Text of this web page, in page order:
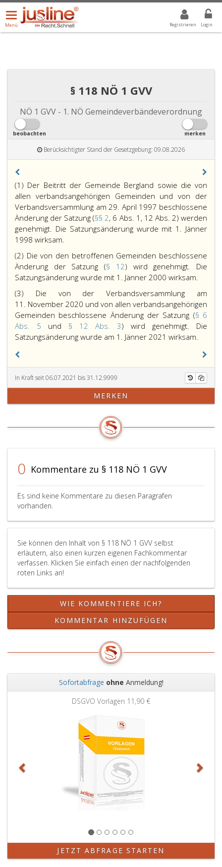
Registrieren Login
Menü
öffnen/schließen
Menü
ALLE DROPDOWN: GEWÄHLTER WERT IST ALLE
§ 118 NÖ 1 GVV
NÖ 1 GVV - 1. NÖ Gemeindeverbändeverordnung
beobachten merken
Berücksichtigter Stand der Gesetzgebung: 09.08.2026
(1) Der Beitritt der Gemeinde Bergland sowie die von
allen verbandsangehörigen Gemeinden und von der
Verbandsversammlung am 29. April 1997 beschlossene
Änderung der Satzung (§§ 2, 6 Abs. 1, 12 Abs. 2) werden
genehmigt. Die Satzungsänderung wurde mit 1. Jänner
1998 wirksam.
(2) Die von den betroffenen Gemeinden beschlossene
Änderung der Satzung (§ 12) wird genehmigt. Die
Satzungsänderung wurde mit 1. Jänner 2000 wirksam.
(3) Die von der Verbandsversammlung am
11. November 2020 und von allen verbandsangehörigen
Gemeinden beschlossene Änderung der Satzung (§ 6
Abs. 5 und § 12 Abs. 3) wird genehmigt. Die
Satzungsänderung wurde am 1. Jänner 2021 wirksam.
In Kraft seit 06.07.2021 bis 31.12.9999
MERKEN
0 Kommentare zu § 118 NÖ 1 GVV
Es sind keine Kommentare zu diesen Paragrafen
vorhanden.
Sie können den Inhalt von § 118 NÖ 1 GVV selbst
erläutern, also einen kurzen eigenen Fachkommentar
verfassen. Klicken Sie einfach einen der nachfolgenden
roten Links an!
WIE KOMMENTIERE ICH?
KOMMENTAR HINZUFÜGEN
Sofortabfrage ohne Anmeldung!
DSGVO Vorlagen 11,90 €
JETZT ABFRAGE STARTEN